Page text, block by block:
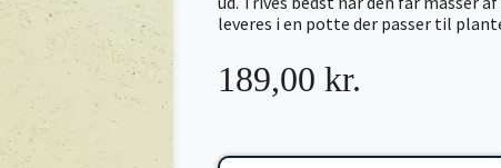
leveres i en potte der passer til
189,00 kr.